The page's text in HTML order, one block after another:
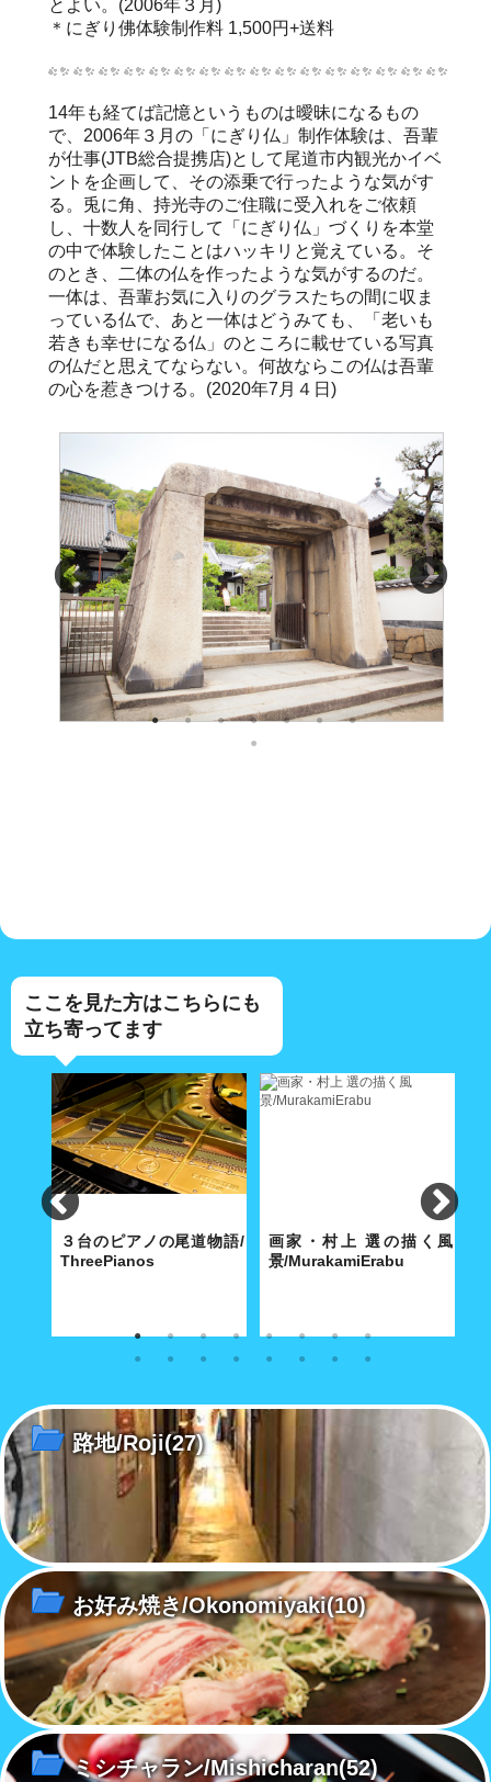
とよい。(2006年３月)
＊にぎり佛体験制作料 1,500円+送料
14年も経てば記憶というものは曖昧になるもの
で、2006年３月の「にぎり仏」制作体験は、吾輩
が仕事(JTB総合提携店)として尾道市内観光かイベ
ントを企画して、その添乗で行ったような気がす
る。兎に角、持光寺のご住職に受入れをご依頼
し、十数人を同行して「にぎり仏」づくりを本堂
の中で体験したことはハッキリと覚えている。そ
のとき、二体の仏を作ったような気がするのだ。
一体は、吾輩お気に入りのグラスたちの間に収ま
っている仏で、あと一体はどうみても、「老いも
若きも幸せになる仏」のところに載せている写真
の仏だと思えてならない。何故ならこの仏は吾輩
の心を惹きつける。(2020年7月４日)
ここを見た方はこちらにも
立ち寄ってます
３台のピアノの尾道物語/
ThreePianos
歴史都市・尾道にふさわしい3
画家・村上 選の描く風
景/MurakamiErabu
特徴ある白の色使いと温もりの
ける。
路地/Roji(27)
お好み焼き/Okonomiyaki(10)
ミシチャラン/Mishicharan(52)